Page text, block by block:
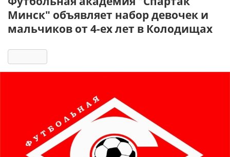
Минск" объявляет набор девочек и
мальчиков от 4-ех лет в Колодищах